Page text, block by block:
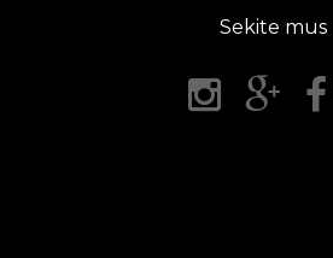
Sekite mus